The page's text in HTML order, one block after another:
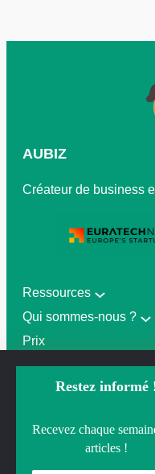
Pour offrir les meilleures
Restez informé
Recevez chaque
articles !
AUBIZ
Créateur de business
Ressources
Qui sommes-nous ?
Prix
Gérer mon
CGV
Politique de confidentialité